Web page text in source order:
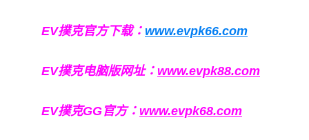
EV撲克官方下载： www.evpk66.com
EV撲克电脑版网址： www.evpk88.com
EV撲克GG官方： www.evpk68.com